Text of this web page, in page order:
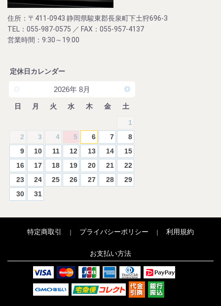
住所：〒411-0943 静岡県駿東郡長泉町下土狩696-3
TEL：055-987-0575 ／ FAX：055-957-4137
営業時間：9:30～19:00
定休日カレンダー
2026年 8月
日 月 火 水 木 金 土
1
2
3 4 5 6 7
8
9
10 11 12 13 14
15
16
17 18 19 20 21
22
23
24 25 26 27 28
29
30
31
特定商取引 プライバシーポリシー 利用規約
お支払い方法